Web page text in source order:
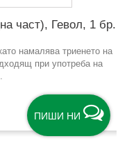
ПИШИ НИ
част), Гевол, 1 бр.
намалява триенето на
при употреба на